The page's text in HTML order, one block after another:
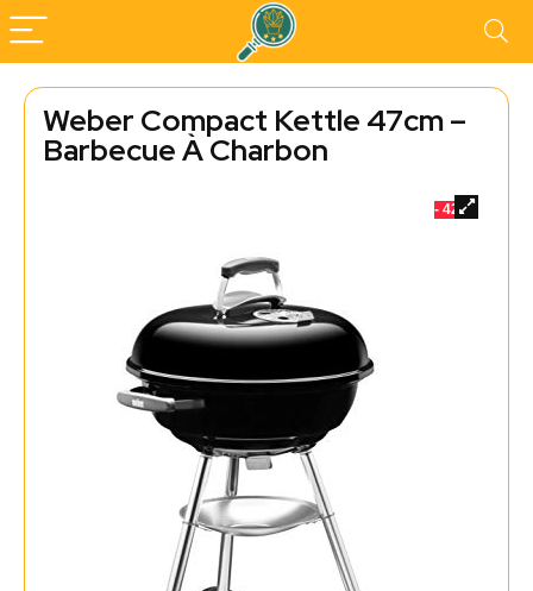
Weber Compact Kettle 47cm –
Barbecue À Charbon
- 42%